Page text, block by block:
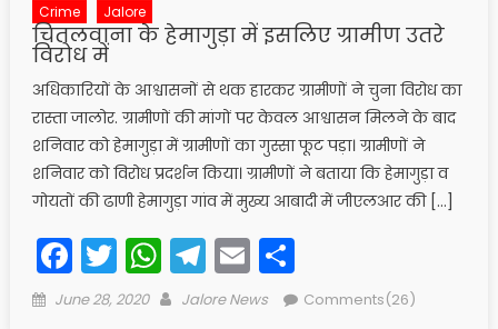
Crime Jalore
चितलवाना के हेमागुड़ा में इसलिए ग्रामीण उतरे
विरोध में
अधिकारियों के आश्वासनों से थक हारकर ग्रामीणों ने चुना विरोध का
रास्ता जालोर. ग्रामीणों की मांगों पर केवल आश्वासन मिलने के बाद
शनिवार को हेमागुड़ा में ग्रामीणों का गुस्सा फूट पड़ा। ग्रामीणों ने
शनिवार को विरोध प्रदर्शन किया। ग्रामीणों ने बताया कि हेमागुड़ा व
गोयतों की ढाणी हेमागुड़ा गांव में मुख्य आबादी में जीएलआर की […]
Facebook
Twitter
WhatsApp
Telegram
EmailShare
Posted
June 28, 2020 Author
Jalore News Comments(26)